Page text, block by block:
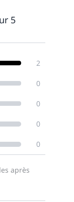
5
2
0
0
0
0
après